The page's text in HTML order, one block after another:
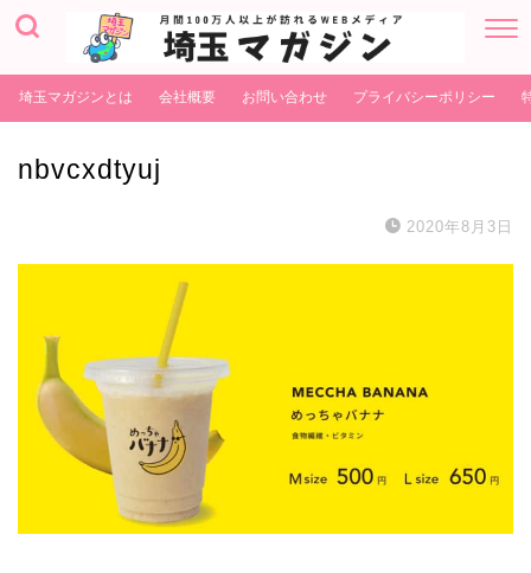
埼玉マガジンとは 会社概要 お問い合わせ プライバシーポリシー
nbvcxdtyuj
2020年8月3日